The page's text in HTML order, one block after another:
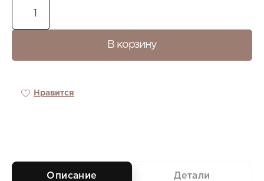
В корзину
Нравится
Описание Детали